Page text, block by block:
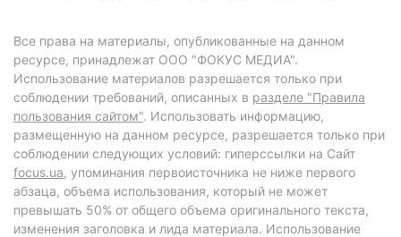
Все права на материалы, опубликованные на данном
ресурсе, принадлежат ООО "ФОКУС МЕДИА".
Использование материалов разрешается только при
соблюдении требований, описанных в разделе "Правила
пользования сайтом". Использовать информацию,
размещенную на данном ресурсе, разрешается только при
соблюдении следующих условий: гиперссылки на Сайт
focus.ua, упоминания первоисточника не ниже первого
абзаца, объема использования, который не может
превышать 50% от общего объема оригинального текста,
изменения заголовка и лида материала. Использование